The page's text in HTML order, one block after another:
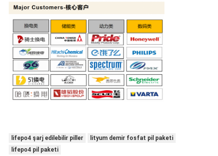
lifepo4 şarj edilebilir piller
lityum demir fosfat pil paketi
lifepo4 pil paketi